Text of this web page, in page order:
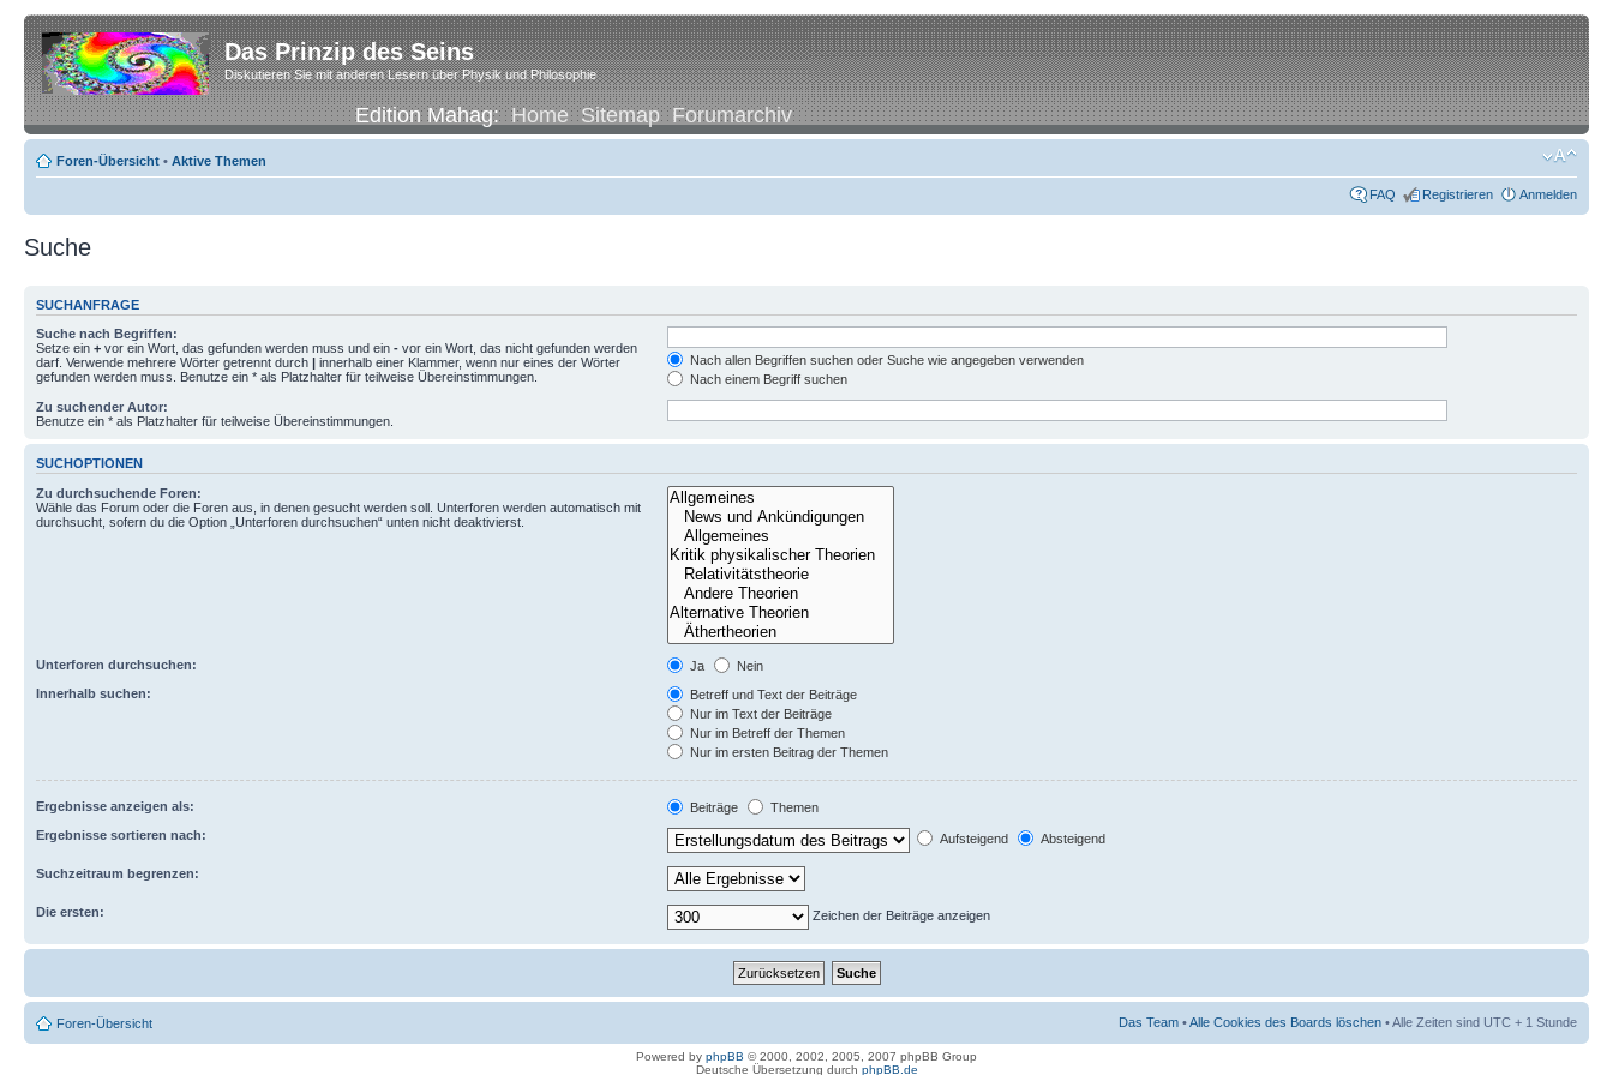
Das Prinzip des Seins
Diskutieren Sie mit anderen Lesern über Physik und Philosophie
Edition Mahag:Home Sitemap Forumarchiv
Foren-Übersicht • Aktive Themen
FAQ Registrieren Anmelden
Suche
SUCHANFRAGE
Suche nach Begriffen:
Setze ein + vor ein Wort, das gefunden werden muss und ein - vor ein Wort, das nicht gefunden werden
darf. Verwende mehrere Wörter getrennt durch | innerhalb einer Klammer, wenn nur eines der Wörter
gefunden werden muss. Benutze ein * als Platzhalter für teilweise Übereinstimmungen.
Nach allen Begriffen suchen oder Suche wie angegeben verwenden
Nach einem Begriff suchen
Zu suchender Autor:
Benutze ein * als Platzhalter für teilweise Übereinstimmungen.
SUCHOPTIONEN
Zu durchsuchende Foren:
Wähle das Forum oder die Foren aus, in denen gesucht werden soll. Unterforen werden automatisch mit
durchsucht, sofern du die Option „Unterforen durchsuchen“ unten nicht deaktivierst.
Unterforen durchsuchen: Ja
Nein
Innerhalb suchen:
Betreff und Text der Beiträge
Nur im Text der Beiträge
Nur im Betreff der Themen
Nur im ersten Beitrag der Themen
Ergebnisse anzeigen als: Beiträge
Themen
Ergebnisse sortieren nach:
Aufsteigend Absteigend
Suchzeitraum begrenzen:
Die ersten: Zeichen der Beiträge anzeigen
Foren-Übersicht Das Team •Alle Cookies des Boards löschen • Alle Zeiten sind UTC + 1 Stunde
Powered by phpBB © 2000, 2002, 2005, 2007 phpBB Group
Deutsche Übersetzung durch phpBB.de